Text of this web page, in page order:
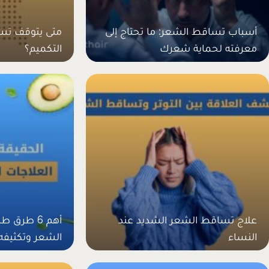
أسباب تساقط الشعر: ما تحتاج إلى
معرفته لحماية شعرك
متى يتوقف
التكميم؟
علاج تساقط الشعر الشديد عند
النساء
أهم 6
الشعر